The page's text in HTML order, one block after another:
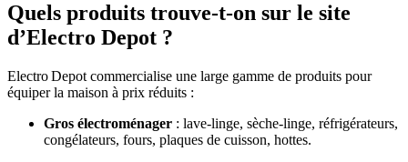
Quels produits trouve-t-on sur le site
d’Electro Depot ?
Electro Depot commercialise une large gamme de produits pour
équiper la maison à prix réduits :
Gros électroménager : lave-linge, sèche-linge, réfrigérateurs,
congélateurs, fours, plaques de cuisson, hottes.